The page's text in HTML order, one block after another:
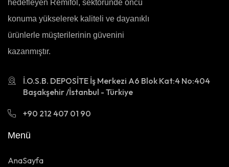
hedefleyen Remifol, sektöründe öncü
konuma yükselerek kaliteli ve dayanıklı
ürünlerle müşterilerinin güvenini
kazanmıştır.
İ.O.S.B. DEPOSİTE İş Merkezi A6 Blok Kat:4 No:404
Başakşehir /İstanbul - Türkiye
+90 212 407 01 90
Menü
AnaSayfa